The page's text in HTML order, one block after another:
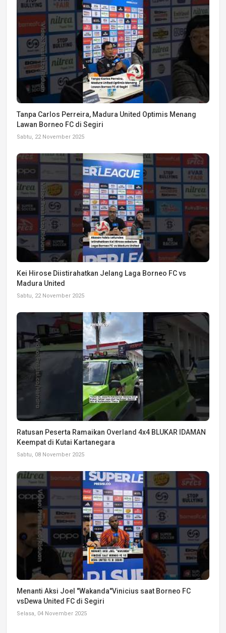
Tanpa Carlos Perreira, Madura United Optimis Menang
Lawan Borneo FC di Segiri
Sabtu, 22 November 2025
Kei Hirose Diistirahatkan Jelang Laga Borneo FC vs
Madura United
Sabtu, 22 November 2025
Ratusan Peserta Ramaikan Overland 4x4 BLUKAR IDAMAN
Keempat di Kutai Kartanegara
Sabtu, 08 November 2025
Menanti Aksi Joel "Wakanda"Vinicius saat Borneo FC
vsDewa United FC di Segiri
Selasa, 04 November 2025